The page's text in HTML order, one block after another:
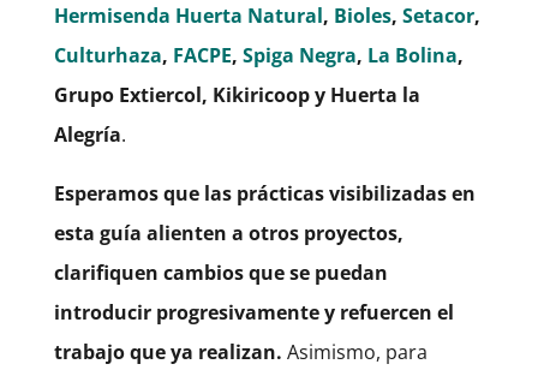
Hermisenda Huerta Natural, Bioles, Setacor,
Culturhaza, FACPE, Spiga Negra, La Bolina,
Grupo Extiercol, Kikiricoop y Huerta la
Alegría.
Esperamos que las prácticas visibilizadas en
esta guía alienten a otros proyectos,
clarifiquen cambios que se puedan
introducir progresivamente y refuercen el
trabajo que ya realizan. Asimismo, para